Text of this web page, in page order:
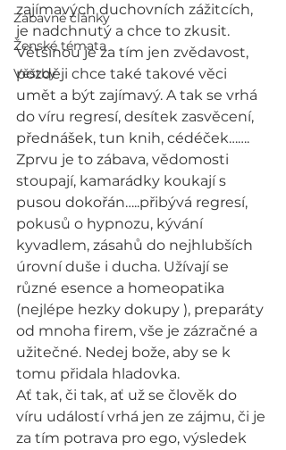
Zábavné články
Ženské témata
Věštby
zajímavých duchovních zážitcích,
je nadchnutý a chce to zkusit.
Většinou je za tím jen zvědavost,
později chce také takové věci
umět a být zajímavý. A tak se vrhá
do víru regresí, desítek zasvěcení,
přednášek, tun knih, cédéček…….
Zprvu je to zábava, vědomosti
stoupají, kamarádky koukají s
pusou dokořán…..přibývá regresí,
pokusů o hypnozu, kývání
kyvadlem, zásahů do nejhlubších
úrovní duše i ducha. Užívají se
různé esence a homeopatika
(nejlépe hezky dokupy ), preparáty
od mnoha firem, vše je zázračné a
užitečné. Nedej bože, aby se k
tomu přidala hladovka.
Ať tak, či tak, ať už se člověk do
víru událostí vrhá jen ze zájmu, či je
za tím potrava pro ego, výsledek